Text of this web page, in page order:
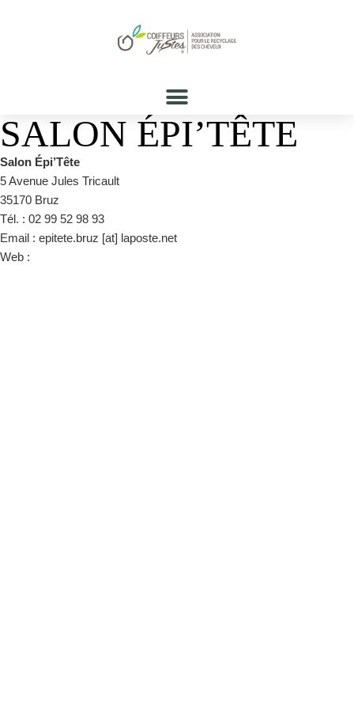
SALON ÉPI’TÊTE
Salon Épi’Tête
5 Avenue Jules Tricault
35170 Bruz
Tél. : 02 99 52 98 93
Email : epitete.bruz [at] laposte.net
Web :